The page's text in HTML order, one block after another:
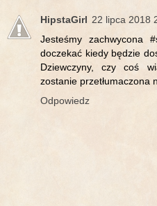
HipstaGirl 22 lipca 2018
Jesteśmy zachwycona
doczekać kiedy będzie
Dziewczyny, czy coś
zostanie przetłumaczona
Odpowiedz